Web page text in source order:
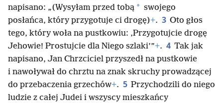
napisano: „(Wysyłam przed tobą * swojego
posłańca, który przygotuje ci drogę)+. 3 Oto głos
tego, który woła na pustkowiu: ‚Przygotujcie drogę
Jehowie! Prostujcie dla Niego szlaki’”+. 4 Tak jak
napisano, Jan Chrzciciel przyszedł na pustkowie
i nawoływał do chrztu na znak skruchy prowadzącej
do przebaczenia grzechów+. 5 Przychodzili do niego
ludzie z całej Judei i wszyscy mieszkańcy